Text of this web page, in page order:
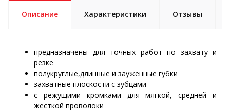
Описание Характеристики Отзывы
предназначены для точных работ по захвату и
резке
полукруглые,длинные и зауженные губки
захватные плоскости с зубцами
с режущими кромками для мягкой, средней и
жесткой проволоки